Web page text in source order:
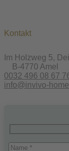
Kontakt
Im Holzweg 5,
B-4770 Amel
0032 496 08 67
info@invivo-